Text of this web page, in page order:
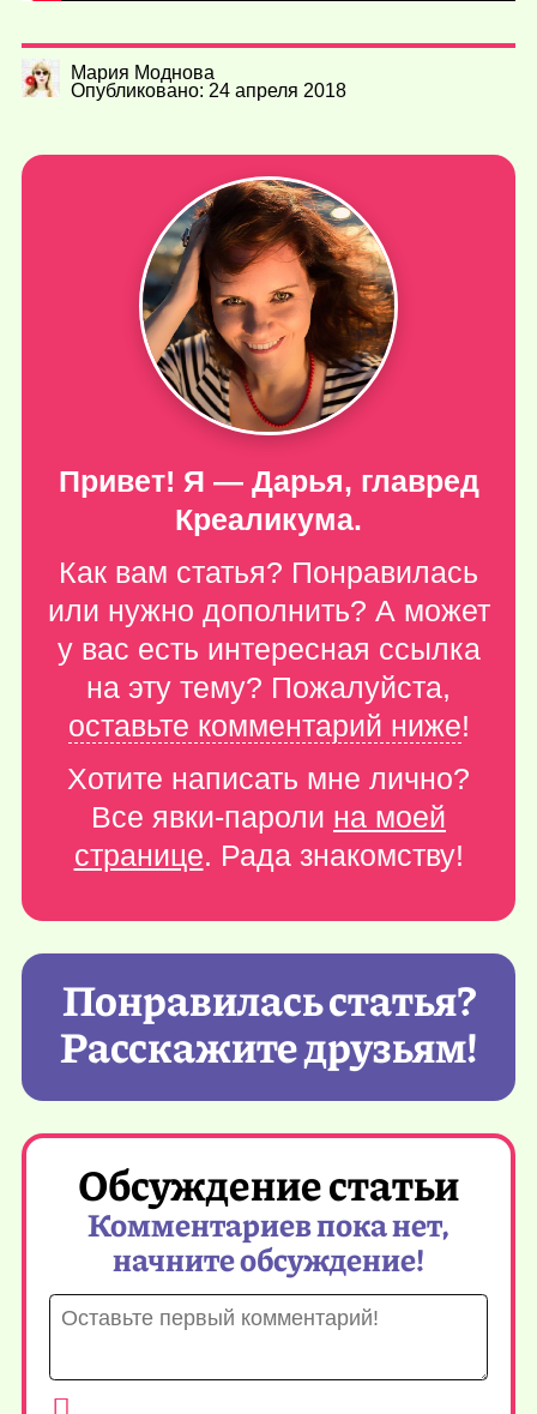
Мария Моднова
Опубликовано: 24 апреля 2018
Привет! Я — Дарья, главред
Креаликума.
Как вам статья? Понравилась
или нужно дополнить? А может
у вас есть интересная ссылка
на эту тему? Пожалуйста,
оставьте комментарий ниже!
Хотите написать мне лично?
Все явки-пароли на моей
странице. Рада знакомству!
Понравилась статья?
Расскажите друзьям!
Обсуждение статьи
Комментариев пока нет,
начните обсуждение!